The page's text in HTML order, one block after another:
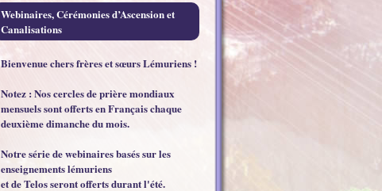
Webinaires, Cérémonies d’Ascension et
Canalisations
Bienvenue chers frères et sœurs Lémuriens !
Notez : Nos cercles de prière mondiaux
mensuels sont offerts en Français chaque
deuxième dimanche du mois.
Notre série de webinaires basés sur les
enseignements lémuriens
et de Telos seront offerts durant l'été.